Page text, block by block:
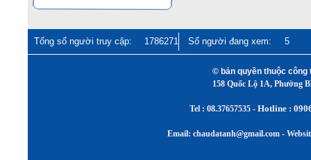
Tổng số người truy cập: 1786271 Số người đang xem: 5
© bản quyền thuộc công
158 Quốc Lộ 1A, Phường
Tel : 08.37657535 - Hotline :
Email: chaudatanh@gmail.com -